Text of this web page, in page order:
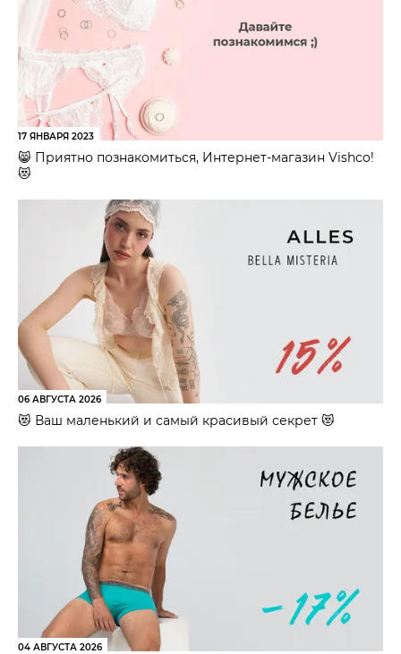
17 ЯНВАРЯ 2023
😸 Приятно познакомиться, Интернет-магазин Vishco!
😻
06 АВГУСТА 2026
😻 Ваш маленький и самый красивый секрет 😻
04 АВГУСТА 2026